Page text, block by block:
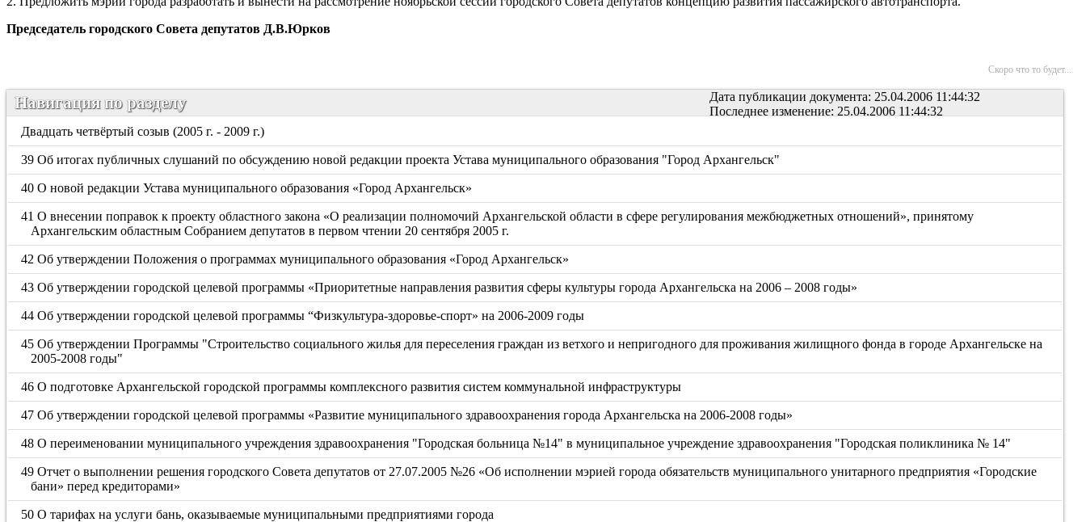
Председатель городского Совета депутатов Д.В.Юрков
Скоро что то будет...
Дата публикации документа: 25.04.2006 11:44:32
Последнее изменение: 25.04.2006 11:44:32
Навигация по разделу
Двадцать четвёртый созыв (2005 г. - 2009 г.)
39 Об итогах публичных слушаний по обсуждению новой редакции проекта Устава муниципального образования "Город Архангельск"
40 О новой редакции Устава муниципального образования «Город Архангельск»
41 О внесении поправок к проекту областного закона «О реализации полномочий Архангельской области в сфере регулирования межбюджетных отношений», принятому
Архангельским областным Собранием депутатов в первом чтении 20 сентября 2005 г.
42 Об утверждении Положения о программах муниципального образования «Город Архангельск»
43 Об утверждении городской целевой программы «Приоритетные направления развития сферы культуры города Архангельска на 2006 – 2008 годы»
44 Об утверждении городской целевой программы “Физкультура-здоровье-спорт» на 2006-2009 годы
45 Об утверждении Программы "Строительство социального жилья для переселения граждан из ветхого и непригодного для проживания жилищного фонда в городе Архангельске на
2005-2008 годы"
46 О подготовке Архангельской городской программы комплексного развития систем коммунальной инфраструктуры
47 Об утверждении городской целевой программы «Развитие муниципального здравоохранения города Архангельска на 2006-2008 годы»
48 О переименовании муниципального учреждения здравоохранения "Городская больница №14" в муниципальное учреждение здравоохранения "Городская поликлиника № 14"
49 Отчет о выполнении решения городского Совета депутатов от 27.07.2005 №26 «Об исполнении мэрией города обязательств муниципального унитарного предприятия «Городские
бани» перед кредиторами»
50 О тарифах на услуги бань, оказываемые муниципальными предприятиями города